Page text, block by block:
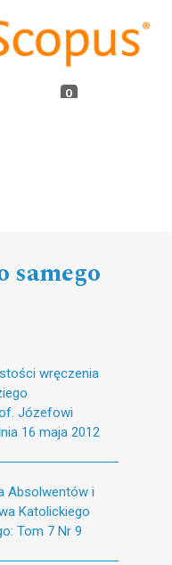
0
samego
wręczenia
Józefowi
16 maja 2012
Absolwentów i
Katolickiego
Tom 7 Nr 9